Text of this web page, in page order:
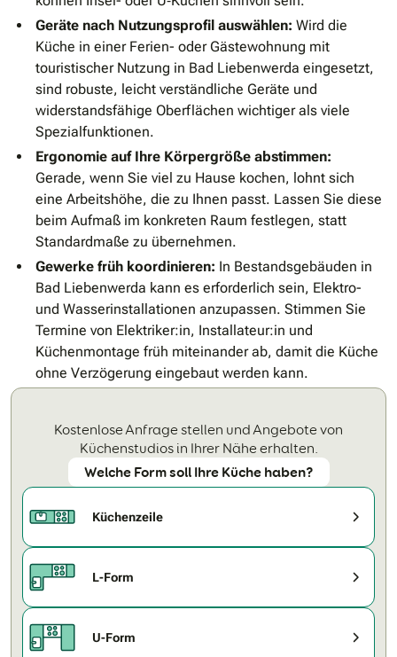
Geräte nach Nutzungsprofil auswählen: Wird die
Küche in einer Ferien- oder Gästewohnung mit
touristischer Nutzung in Bad Liebenwerda eingesetzt,
sind robuste, leicht verständliche Geräte und
widerstandsfähige Oberflächen wichtiger als viele
Spezialfunktionen.
Ergonomie auf Ihre Körpergröße abstimmen:
Gerade, wenn Sie viel zu Hause kochen, lohnt sich
eine Arbeitshöhe, die zu Ihnen passt. Lassen Sie diese
beim Aufmaß im konkreten Raum festlegen, statt
Standardmaße zu übernehmen.
Gewerke früh koordinieren: In Bestandsgebäuden in
Bad Liebenwerda kann es erforderlich sein, Elektro-
und Wasserinstallationen anzupassen. Stimmen Sie
Termine von Elektriker:in, Installateur:in und
Küchenmontage früh miteinander ab, damit die Küche
ohne Verzögerung eingebaut werden kann.
Kostenlose Anfrage stellen und Angebote von
Küchenstudios in Ihrer Nähe erhalten.
Welche Form soll Ihre Küche haben?
Küchenzeile
L-Form
U-Form